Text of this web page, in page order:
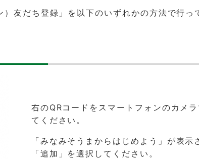
友だち登録」を以下のいずれかの方法で行っ
右のQRコードをスマートフォンのカメ
てください。
「みなみそうまからはじめよう」が表示
「追加」を選択してください。